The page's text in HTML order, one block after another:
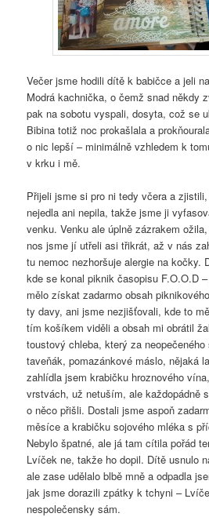
Večer jsme hodili dítě k babičce a jeli
Modrá kachnička, o čemž snad někdy
pak na sobotu vyspali, dosyta, což se
Bibina totiž noc prokašlala a
o nic lepší – minimálně vzhledem k
v krku i mě.
Přijeli jsme si pro ni tedy včera a
nejedla ani nepila, takže jsme ji
venku. Venku ale úplně zázrakem
nos jsme jí utřeli asi třikrát, až v nás
tu nemoc nezhoršuje alergie na kočky.
kde se konal piknik časopisu F.O.O.D
mělo získat zadarmo obsah
ty davy, ani jsme nezjišťovali, kde to
tím košíkem viděli a obsah mi obrátil
toustový chleba, který za
taveňák, pomazánkové máslo, nějaká
zahlídla jsem krabičku hroznového
vrstvách, už netuším, ale každopádně
o něco přišli. Dostali jsme aspoň
měsíce a krabičku sojového mléka s
Nebylo špatné, ale já tam cítila pořád
Lvíček ne, takže ho dopil. Dítě usnulo
ale zase udělalo blbě mně a odpadla
jak jsme dorazili zpátky k tchyni –
nespolečensky sám.